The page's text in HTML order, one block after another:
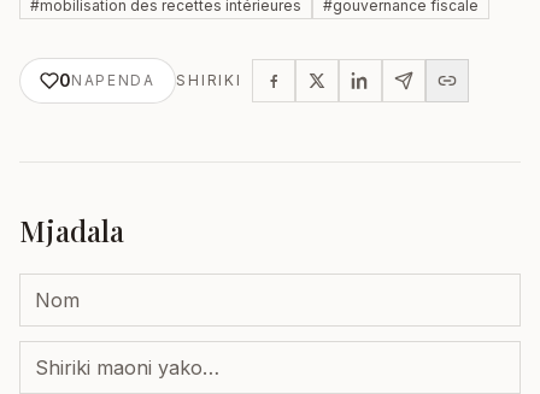
#mobilisation des recettes intérieures #gouvernance fiscale
0NAPENDA SHIRIKI
Mjadala